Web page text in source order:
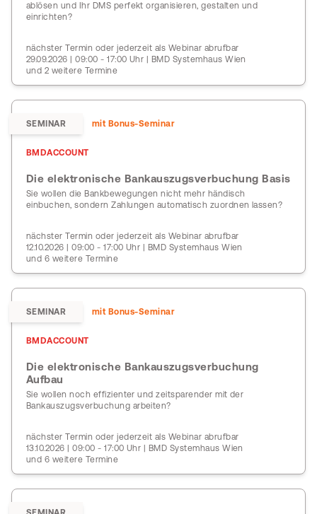
ablösen und Ihr DMS perfekt organisieren, gestalten und
einrichten?
nächster Termin oder jederzeit als Webinar abrufbar
29.09.2026 | 09:00 - 17:00 Uhr | BMD Systemhaus Wien
und 2 weitere Termine
SEMINAR mit Bonus-Seminar
BMDACCOUNT
Die elektronische Bankauszugsverbuchung Basis
Sie wollen die Bankbewegungen nicht mehr händisch
einbuchen, sondern Zahlungen automatisch zuordnen lassen?
nächster Termin oder jederzeit als Webinar abrufbar
12.10.2026 | 09:00 - 17:00 Uhr | BMD Systemhaus Wien
und 6 weitere Termine
SEMINAR mit Bonus-Seminar
BMDACCOUNT
Die elektronische Bankauszugsverbuchung
Aufbau
Sie wollen noch effizienter und zeitsparender mit der
Bankauszugsverbuchung arbeiten?
nächster Termin oder jederzeit als Webinar abrufbar
13.10.2026 | 09:00 - 17:00 Uhr | BMD Systemhaus Wien
und 6 weitere Termine